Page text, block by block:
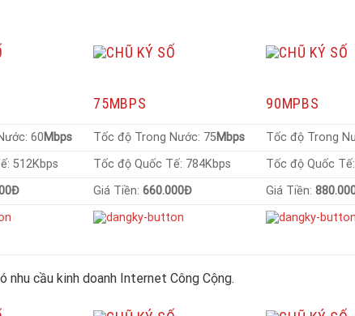
75MBPS 90MPBS
60Mbps Tốc độ Trong Nước: 75Mbps
Tốc độ Trong
512Kbps Tốc độ Quốc Tế: 784Kbps
Tốc độ Quốc
Giá Tiền: 660.000Đ Giá Tiền:
nhu cầu kinh doanh Internet Công Cộng.